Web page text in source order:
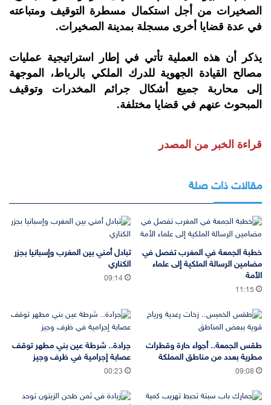
الصخيرات من أجل استكمال مسطرة التوقيف ومتباعته
في عدة قضايا أخرى مسجلة بمدينة الصخيرات.
يذكر أن هذه العملية تأتي في إطار استراتيجية عمليات
مصالح القيادة الجهوية للدرك الملكي بالرباط، الموجهة
إلى محاربة جميع أشكال جرائم المخدرات وتوقيف
المبحوث عنهم في قضايا مختلفة.
قراءة الخبر من المصدر
مقالات ذات صلة
خطبة الجمعة في المغرب تفصل في
مضامين الرسالة الملكية إلى علماء
الأمة
11:15
تبادل أمني بين المغرب وإسبانيا بجزر
الكناري
09:14
طقس الجمعة.. أجواء حارة وقطرات
مطرية بعدد من مناطق المملكة
09:08
جرادة.. شرطة عين بني مطهر توقف
عصابة إجرامية في ظرف وجيز
00:23